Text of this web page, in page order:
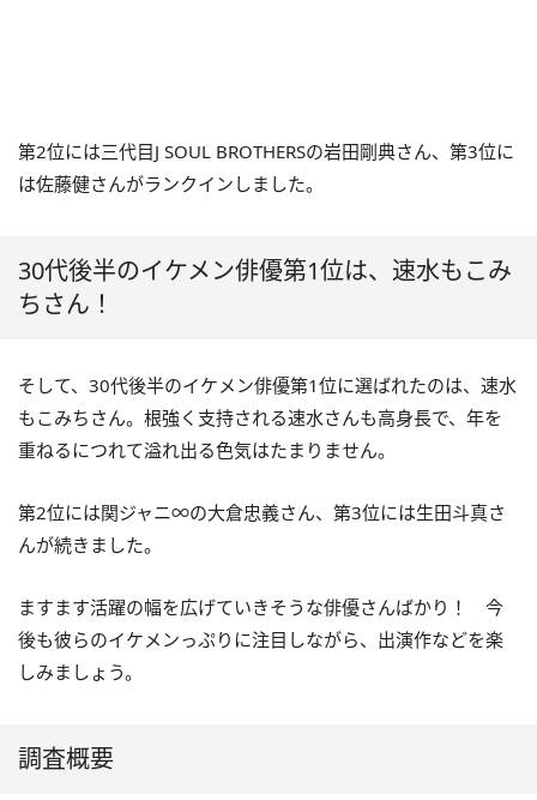
第2位には三代目J SOUL BROTHERSの岩田剛典さん、第3位に
は佐藤健さんがランクインしました。
30代後半のイケメン俳優第1位は、速水もこみ
ちさん！
そして、30代後半のイケメン俳優第1位に選ばれたのは、速水
もこみちさん。根強く支持される速水さんも高身長で、年を
重ねるにつれて溢れ出る色気はたまりません。
第2位には関ジャニ∞の大倉忠義さん、第3位には生田斗真さ
んが続きました。
ますます活躍の幅を広げていきそうな俳優さんばかり！ 今
後も彼らのイケメンっぷりに注目しながら、出演作などを楽
しみましょう。
調査概要